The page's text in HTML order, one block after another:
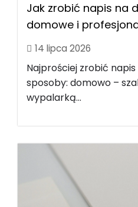
Jak zrobić napis na
domowe i
14 lipca 2026
Najprościej zrobić
sposoby: domowo –
wypalarką...